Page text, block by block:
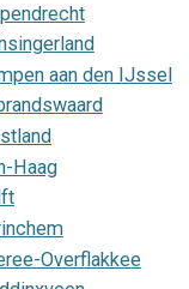
aan den IJssel
Haag
Overflakkee